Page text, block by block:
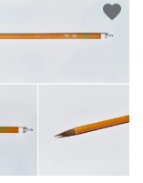
favorite